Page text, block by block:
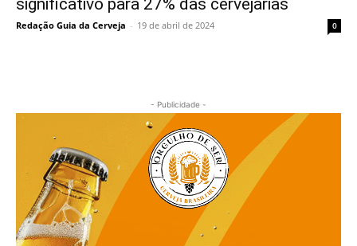
significativo para 27% das cervejarias
Redação Guia da Cerveja - 19 de abril de 2024 0
- Publicidade -